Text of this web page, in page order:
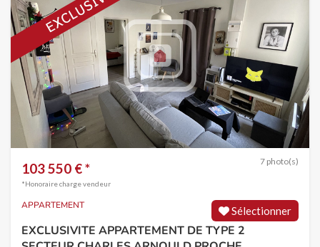
7 photo(s)
103 550 € *
*Honoraire charge vendeur
Sélectionner
APPARTEMENT
EXCLUSIVITE APPARTEMENT DE TYPE 2